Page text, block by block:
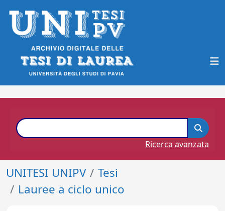
Ricerca avanzata
UNITESI UNIPV
Tesi
Lauree a ciclo unico